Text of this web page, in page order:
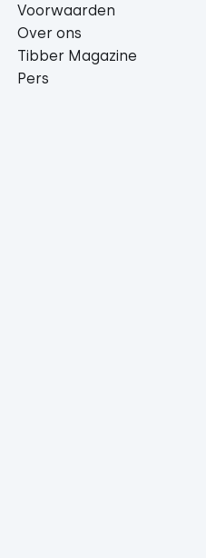
Voorwaarden
Over ons
Tibber Magazine
Pers